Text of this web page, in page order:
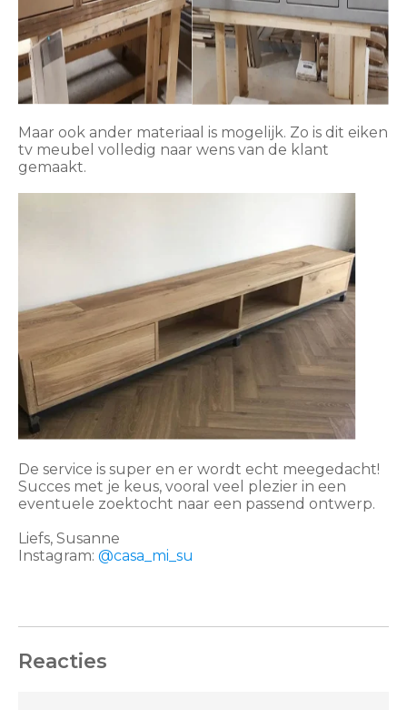
Maar ook ander materiaal is mogelijk. Zo is dit eiken
tv meubel volledig naar wens van de klant
gemaakt.
De service is super en er wordt echt meegedacht!
Succes met je keus, vooral veel plezier in een
eventuele zoektocht naar een passend ontwerp.
Liefs, Susanne
Instagram: @casa_mi_su
Reacties